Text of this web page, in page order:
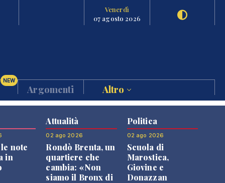
Venerdì
07 agosto 2026
NEW
Argomenti Altro
note
in
Attualità
02 ago 2026
Rondò Brenta, un
quartiere che
cambia: «Non
siamo il Bronx di
Politica
02 ago 2026
Scuola di
Marostica,
Giovine e
Donazzan